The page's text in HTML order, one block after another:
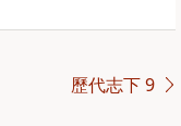
歷代志下 9